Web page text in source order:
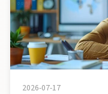
2026-07-17